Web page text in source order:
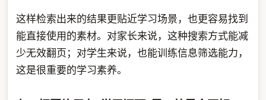
这样检索出来的结果更贴近学习场景，也更容易找到
能直接使用的素材。对家长来说，这种搜索方式能减
少无效翻页；对学生来说，也能训练信息筛选能力，
这是很重要的学习素养。